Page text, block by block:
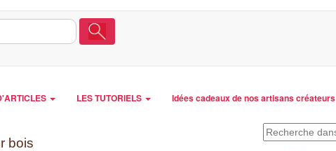
LES TUTORIELS Idées cadeaux de nos artisans créateurs
bois